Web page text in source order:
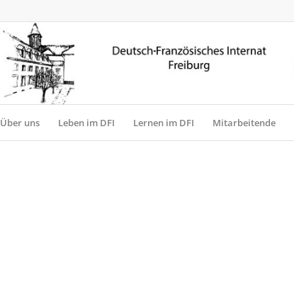
Über uns Leben im DFI Lernen im DFI Mitarbeitende